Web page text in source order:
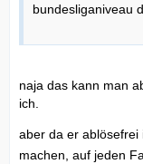
bundesliganiveau
naja das kann man
ich.
aber da er ablösefrei
machen, auf jeden